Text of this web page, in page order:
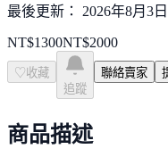
最後更新： 2026年8月3日
NT$1300NT$2000
♡ 收藏
追蹤
聯絡賣家
商品描述